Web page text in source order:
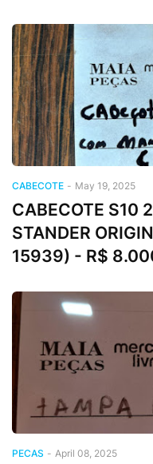
CABECOTE - May 19, 2025
CABECOTE S10
STANDER
15939) - R$
PECAS - April 08, 2025